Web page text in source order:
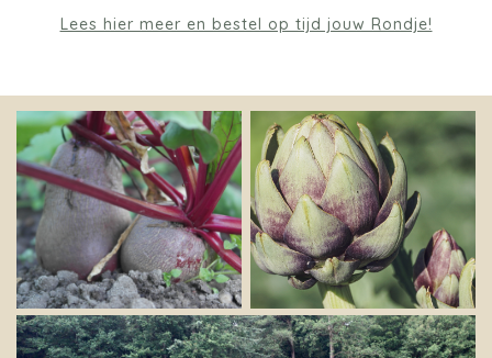
Lees hier meer en bestel op tijd jouw Rondje!